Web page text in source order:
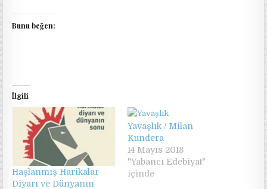
Bunu beğen:
İlgili
Haşlanmış Harikalar
Diyarı ve Dünyanın
Yavaşlık / Milan
Kundera
14 Mayıs 2018
"Yabancı Edebiyat"
içinde